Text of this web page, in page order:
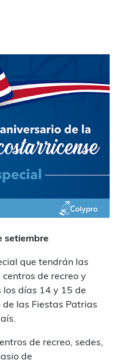
setiembre
que tendrán las
de recreo y
los días 14 y 15 de
las Fiestas Patrias
de recreo, sedes,
de